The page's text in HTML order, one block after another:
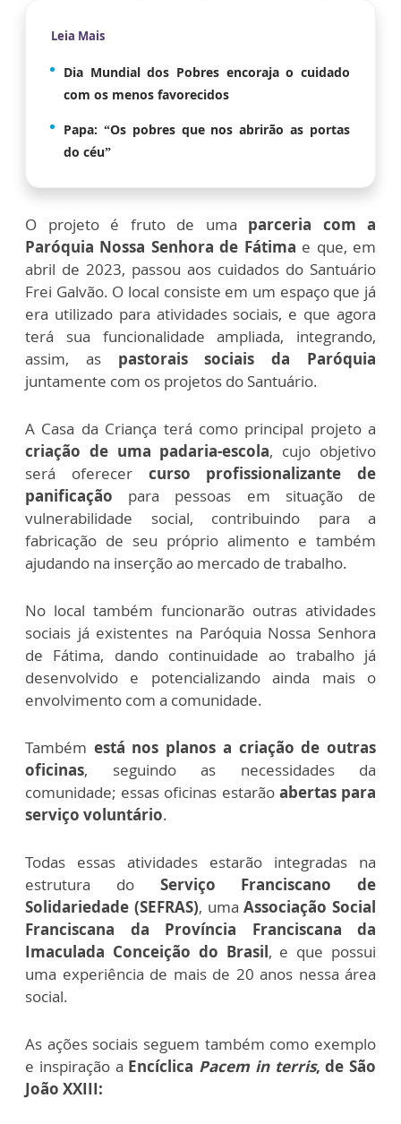
Leia Mais
Dia Mundial dos Pobres encoraja o cuidado
com os menos favorecidos
Papa: “Os pobres que nos abrirão as portas
do céu”
O projeto é fruto de uma parceria com a
Paróquia Nossa Senhora de Fátima e que, em
abril de 2023, passou aos cuidados do Santuário
Frei Galvão. O local consiste em um espaço que já
era utilizado para atividades sociais, e que agora
terá sua funcionalidade ampliada, integrando,
assim, as pastorais sociais da Paróquia
juntamente com os projetos do Santuário.
A Casa da Criança terá como principal projeto a
criação de uma padaria-escola, cujo objetivo
será oferecer curso profissionalizante de
panificação para pessoas em situação de
vulnerabilidade social, contribuindo para a
fabricação de seu próprio alimento e também
ajudando na inserção ao mercado de trabalho.
No local também funcionarão outras atividades
sociais já existentes na Paróquia Nossa Senhora
de Fátima, dando continuidade ao trabalho já
desenvolvido e potencializando ainda mais o
envolvimento com a comunidade.
Também está nos planos a criação de outras
oficinas, seguindo as necessidades da
comunidade; essas oficinas estarãoabertas para
serviço voluntário.
Todas essas atividades estarão integradas na
estrutura doServiço Franciscano de
Solidariedade (SEFRAS), umaAssociação Social
Franciscana da Província Franciscana da
Imaculada Conceição do Brasil, e que possui
uma experiência de mais de 20 anos nessa área
social.
As ações sociais seguem também como exemplo
e inspiração a Encíclica Pacem in terris, de São
João XXIII: